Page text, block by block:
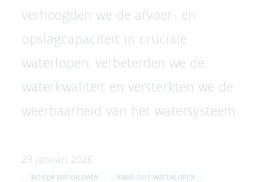
verhoogden we de afvoer- en
opslagcapaciteit in cruciale
waterlopen, verbeterden we de
waterkwaliteit en versterkten we de
weerbaarheid van het watersysteem.
29 januari 2026
BEHEER WATERLOPEN
KWALITEIT WATERLOPEN